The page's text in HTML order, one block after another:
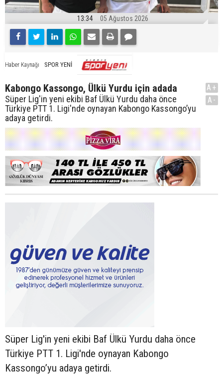
13:34 05 Ağustos 2026
Haber Kaynağı SPOR YENİ
Kabongo Kassongo, Ülkü Yurdu için adada
Süper Lig'in yeni ekibi Baf Ülkü Yurdu daha önce
Türkiye PTT 1. Ligi'nde oynayan Kabongo Kassongo’yu
adaya getirdi.
A+
A-
Süper Lig'in yeni ekibi Baf Ülkü Yurdu daha önce
Türkiye PTT 1. Ligi'nde oynayan Kabongo
Kassongo’yu adaya getirdi.